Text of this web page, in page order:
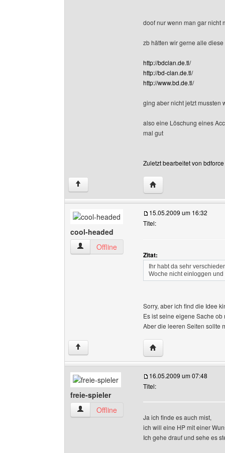
doof nur wenn man gar nicht
zb hätten wir gerne alle
http://bdclan.de.tl/
http://bd-clan.de.tl/
http://www.bd.de.tl/
ging aber nicht jetzt mussten
also eine Löschung eines
mal gut
Zuletzt bearbeitet von
↑ Website dieses
cool-headed
cool-headed Benutzer-Profile anzeigen
Offline
15.05.2009 um 16:32
Titel:
Zitat:
Ihr habt da sehr
Woche nicht einloggen
Sorry, aber ich find die Idee
Es ist seine eigene Sache
Aber die leeren Seiten sollte
↑ Website dieses
freie-spieler
freie-spieler Benutzer-Profile anzeigen
Offline
16.05.2009 um 07:48
Titel:
Ja ich finde es auch mist,
ich will eine HP mit einer
Ich gehe drauf und sehe es